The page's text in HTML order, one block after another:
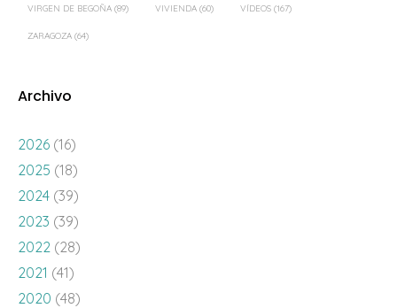
VIRGEN DE BEGOÑA (89) VIVIENDA (60) VÍDEOS (167)
ZARAGOZA (64)
Archivo
2026 (16)
2025 (18)
2024 (39)
2023 (39)
2022 (28)
2021 (41)
2020 (48)